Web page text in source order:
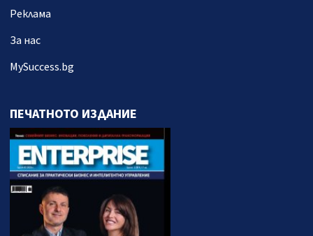
Реклама
За нас
MySuccess.bg
ПЕЧАТНОТО ИЗДАНИЕ